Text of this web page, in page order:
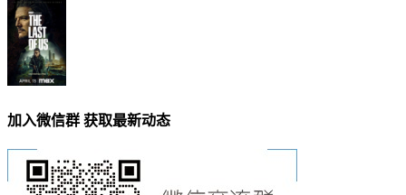
加入微信群 获取最新动态